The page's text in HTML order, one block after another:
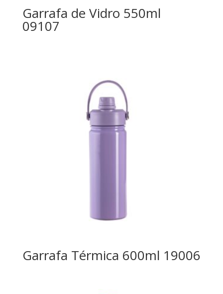
Garrafa de Vidro 550ml
09107
Garrafa Térmica 600ml 19006